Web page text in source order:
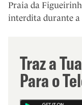
Praia da
interdita durante a
Traz a
Para o